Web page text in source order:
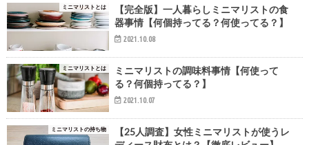
ミニマリストとは
【完全版】一人暮らしミニマリストの食
器事情【何個持ってる？何使ってる？】
2021.10.08
ミニマリストとは
ミニマリストの調味料事情【何使って
る？何個持ってる？】
2021.10.07
ミニマリストの持ち物
【25人調査】女性ミニマリストが使うレ